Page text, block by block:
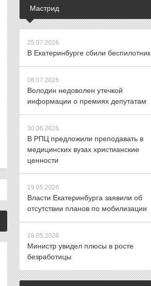
Мастрид
25.07.2026
В Екатеринбурге сбили беспилотник
08.07.2026
Володин недоволен утечкой
информации о премиях депутатам
30.06.2026
В РПЦ предложили преподавать в
медицинских вузах христианские
ценности
19.05.2026
Власти Екатеринбурга заявили об
отсутствии планов по мобилизации
18.05.2026
Министр увидел плюсы в росте
безработицы